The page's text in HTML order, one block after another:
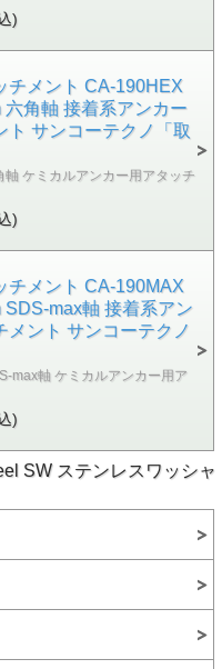
)
チメント CA-190HEX
六角軸 接着系アンカー
ト サンコーテクノ「取
ケミカルアンカー用アタッチ
)
チメント CA-190MAX
SDS-max軸 接着系アン
メント サンコーテクノ
max軸 ケミカルアンカー用ア
)
SW ステンレスワッシャ